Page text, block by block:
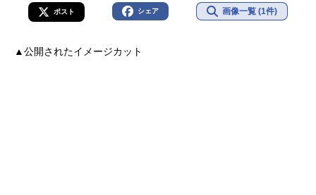
ポスト シェア 画像一覧 (1件)
▲公開されたイメージカット